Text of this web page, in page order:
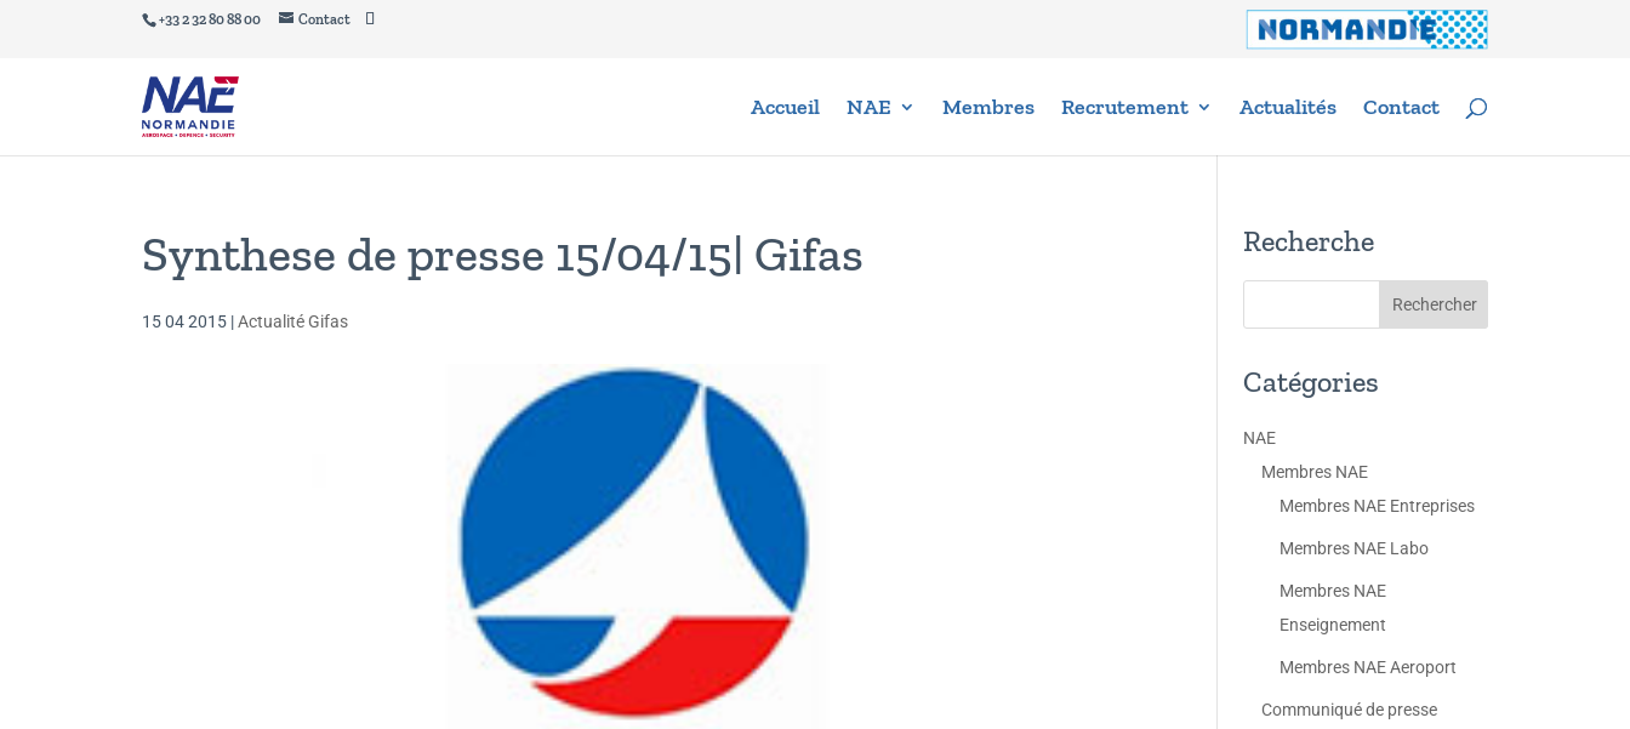
+33 2 32 80 88 00 Contact
Accueil NAE Membres Recrutement Actualités Contact
Synthese de presse 15/04/15| Gifas
15 04 2015 |Actualité Gifas
Recherche
Catégories
NAE
Membres NAE
Membres NAE Entreprises
Membres NAE Labo
Membres NAE
Enseignement
Membres NAE Aeroport
Communiqué de presse